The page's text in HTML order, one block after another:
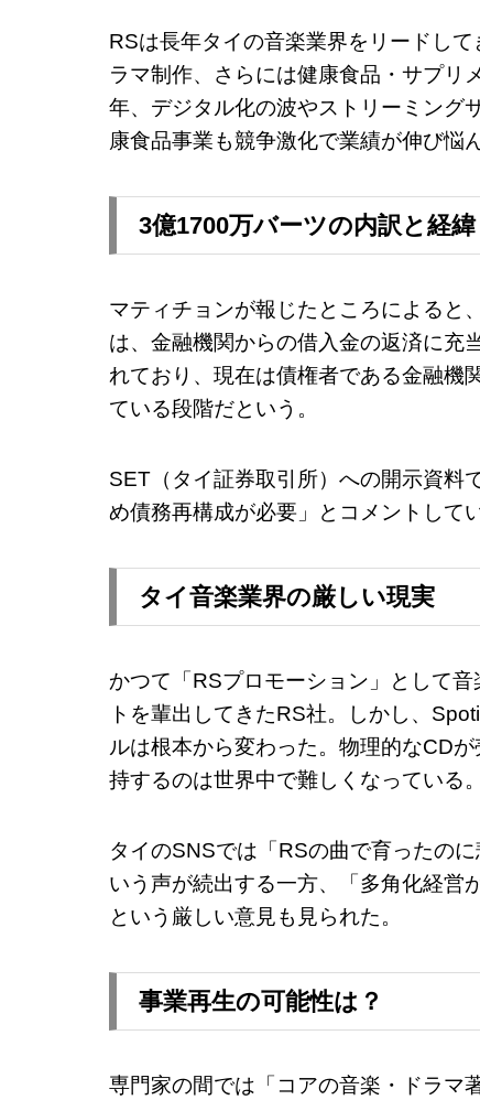
RSは長年タイの音楽業界をリードし
ラマ制作、さらには健康食品・サプリ
年、デジタル化の波やストリーミング
康食品事業も競争激化で業績が伸び悩
3億1700万バーツの内訳と経緯
マティチョンが報じたところによると
は、金融機関からの借入金の返済に充
れており、現在は債権者である金融機
ている段階だという。
SET（タイ証券取引所）への開示資料
め債務再構成が必要」とコメントして
タイ音楽業界の厳しい現実
かつて「RSプロモーション」として
トを輩出してきたRS社。しかし、
ルは根本から変わった。物理的なCD
持するのは世界中で難しくなっている。
タイのSNSでは「RSの曲で育ったの
いう声が続出する一方、「多角化経営
という厳しい意見も見られた。
事業再生の可能性は？
専門家の間では「コアの音楽・ドラマ